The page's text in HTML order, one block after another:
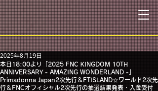
本日18:00より「2025 FNC KINGDOM 10TH
ANNIVERSARY - AMAZING WONDERLAND -」
Primadonna Japan2次先行＆FTISLAND☆ワールド2次先
行＆FNCオフィシャル2次先行の抽選結果発表・入金受付
2025年8月19日